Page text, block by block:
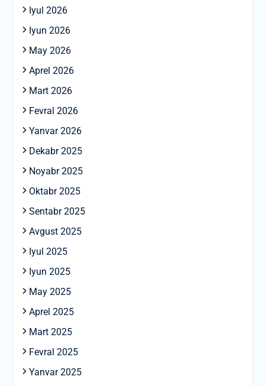
Iyul 2026
Iyun 2026
May 2026
Aprel 2026
Mart 2026
Fevral 2026
Yanvar 2026
Dekabr 2025
Noyabr 2025
Oktabr 2025
Sentabr 2025
Avgust 2025
Iyul 2025
Iyun 2025
May 2025
Aprel 2025
Mart 2025
Fevral 2025
Yanvar 2025